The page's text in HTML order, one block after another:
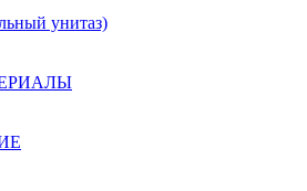
унитаз)